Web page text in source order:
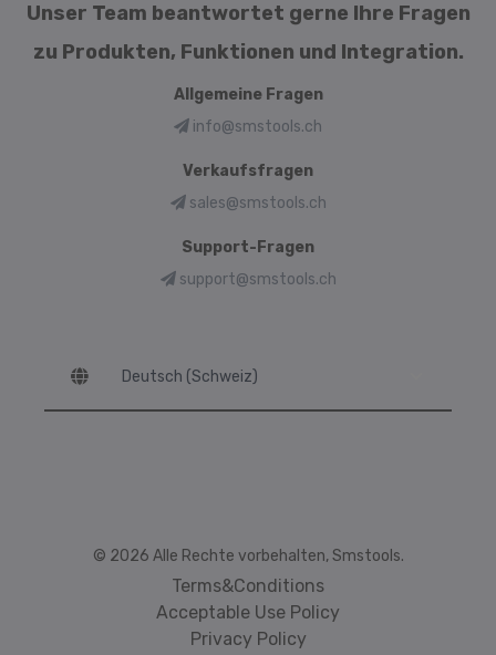
Unser Team beantwortet gerne Ihre Fragen
zu Produkten, Funktionen und Integration.
Allgemeine Fragen
info@smstools.ch
Verkaufsfragen
sales@smstools.ch
Support-Fragen
support@smstools.ch
© 2026 Alle Rechte vorbehalten, Smstools.
Terms&Conditions
Acceptable Use Policy
Privacy Policy